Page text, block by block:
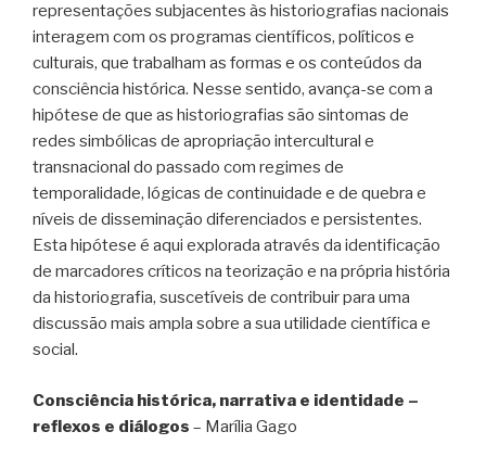
representações subjacentes às historiografias nacionais
interagem com os programas científicos, políticos e
culturais, que trabalham as formas e os conteúdos da
consciência histórica. Nesse sentido, avança-se com a
hipótese de que as historiografias são sintomas de
redes simbólicas de apropriação intercultural e
transnacional do passado com regimes de
temporalidade, lógicas de continuidade e de quebra e
níveis de disseminação diferenciados e persistentes.
Esta hipótese é aqui explorada através da identificação
de marcadores críticos na teorização e na própria história
da historiografia, suscetíveis de contribuir para uma
discussão mais ampla sobre a sua utilidade científica e
social.
Consciência histórica, narrativa e identidade –
reflexos e diálogos – Marília Gago